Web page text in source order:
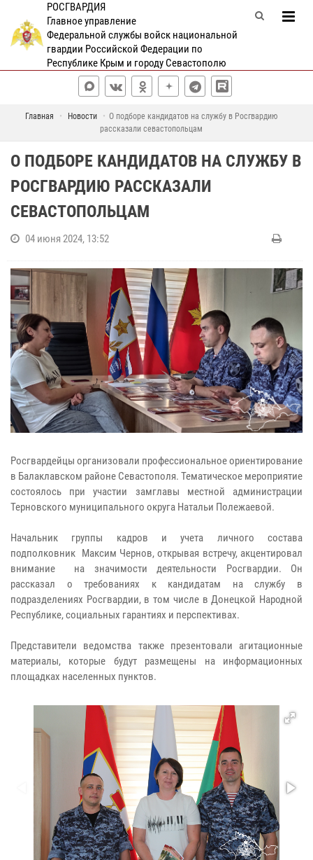
РОСГВАРДИЯ
Главное управление
Федеральной службы войск национальной
гвардии Российской Федерации по
Республике Крым и городу Севастополю
Главная Новости
О подборе кандидатов на службу в Росгвардию
рассказали севастопольцам
О ПОДБОРЕ КАНДИДАТОВ НА СЛУЖБУ В
РОСГВАРДИЮ РАССКАЗАЛИ
СЕВАСТОПОЛЬЦАМ
04 июня 2024, 13:52
Росгвардейцы организовали профессиональное ориентирование
в Балаклавском районе Севастополя. Тематическое мероприятие
состоялось при участии замглавы местной администрации
Терновского муниципального округа Натальи Полежаевой.
Начальник группы кадров и учета личного состава
подполковник Максим Чернов, открывая встречу, акцентировал
внимание на значимости деятельности Росгвардии. Он
рассказал о требованиях к кандидатам на службу в
подразделениях Росгвардии, в том числе в Донецкой Народной
Республике, социальных гарантиях и перспективах.
Представители ведомства также презентовали агитационные
материалы, которые будут размещены на информационных
площадках населенных пунктов.